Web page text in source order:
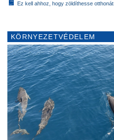
Ez kell ahhoz, hogy zöldíthesse otthonát
KÖRNYEZETVÉDELEM